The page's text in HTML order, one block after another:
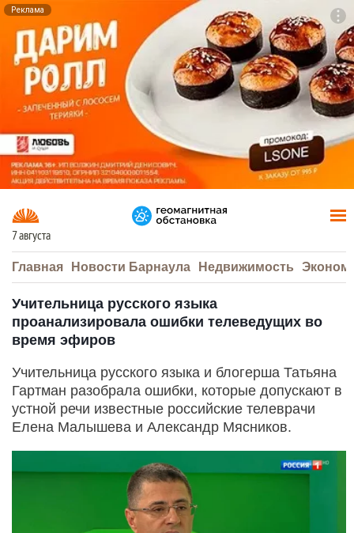
Реклама
7 августа
Главная Новости Барнаула Недвижимость
Учительница русского языка
проанализировала ошибки телеведущих во
время эфиров
Учительница русского языка и блогерша Татьяна
Гартман разобрала ошибки, которые допускают в
устной речи известные российские телеврачи
Елена Малышева и Александр Мясников.